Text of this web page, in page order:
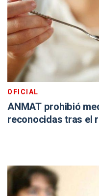
OFICIAL
ANMAT prohibió
reconocidas tras el